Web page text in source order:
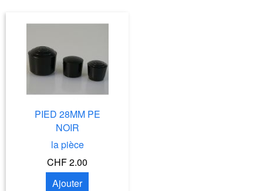
PIED 28MM PE
NOIR
la pièce
CHF 2.00
Ajouter